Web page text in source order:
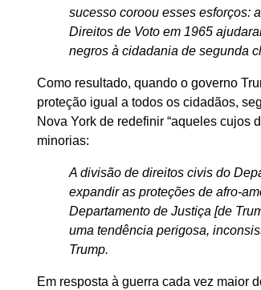
sucesso coroou esses esforços:
Direitos de Voto em 1965
negros à cidadania de segunda
Como resultado, quando o governo
proteção igual a todos os cidadãos,
Nova York de redefinir “aqueles cujos
minorias:
A divisão de direitos civis do
expandir as proteções de afro-
Departamento de Justiça [de
uma tendência perigosa,
Trump.
Em resposta à guerra cada vez maior